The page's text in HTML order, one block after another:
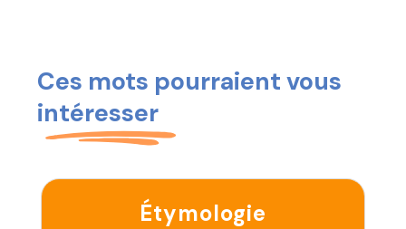
Ces mots pourraient vous
intéresser
Étymologie